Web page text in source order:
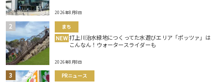
2026年8月8日
まち
NEW 打上川治水緑地につくってた水遊びエリア「ポッツァ」は
こんなん！ウォータースライダーも
2026年8月8日
PRニュース